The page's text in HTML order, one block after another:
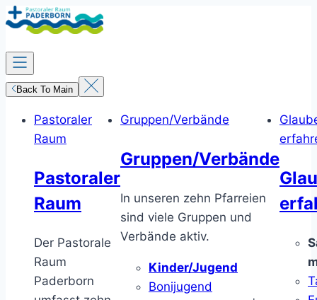
Zum
Inhalt
springen
Back To Main
Pastoraler
Raum
Pastoraler
Raum
Der Pastorale
Raum
Paderborn
Gruppen/Verbände
Gruppen/Verbände
In unseren zehn Pfarreien
sind viele Gruppen und
Verbände aktiv.
Kinder/Jugend
Bonijugend